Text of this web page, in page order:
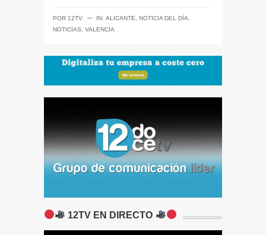
POR 12TV ─ IN: ALICANTE NOTICIA DEL DÍA
NOTICIAS
VALENCIA
12TV EN DIRECTO